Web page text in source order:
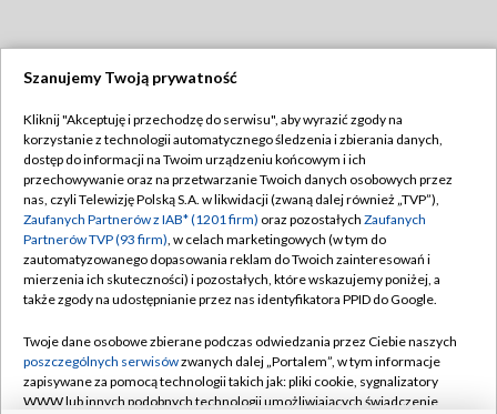
TVP
Abonament TVP
Emisja w TVP
Centrum informacji TVP
Naziemna Telewizja Cyfrowa
Rada Programowa
System NOS
Regulamin TVP
Polityka prywatności
Moje zgody
Pomoc
Kontakt
Szanujemy Twoją prywatność
Kliknij "Akceptuję i przechodzę do serwisu", aby wyrazić zgody na
korzystanie z technologii automatycznego śledzenia i zbierania danych,
dostęp do informacji na Twoim urządzeniu końcowym i ich
przechowywanie oraz na przetwarzanie Twoich danych osobowych przez
nas, czyli Telewizję Polską S.A. w likwidacji (zwaną dalej również „TVP”),
Zaufanych Partnerów z IAB* (1201 firm) oraz pozostałych Zaufanych
Partnerów TVP (93 firm), w celach marketingowych (w tym do
zautomatyzowanego dopasowania reklam do Twoich zainteresowań i
mierzenia ich skuteczności) i pozostałych, które wskazujemy poniżej, a
także zgody na udostępnianie przez nas identyfikatora PPID do Google.
Twoje dane osobowe zbierane podczas odwiedzania przez Ciebie naszych
poszczególnych serwisówzwanych dalej „Portalem”, w tym informacje
zapisywane za pomocą technologii takich jak: pliki cookie, sygnalizatory
WWW lub innych podobnych technologii umożliwiających świadczenie